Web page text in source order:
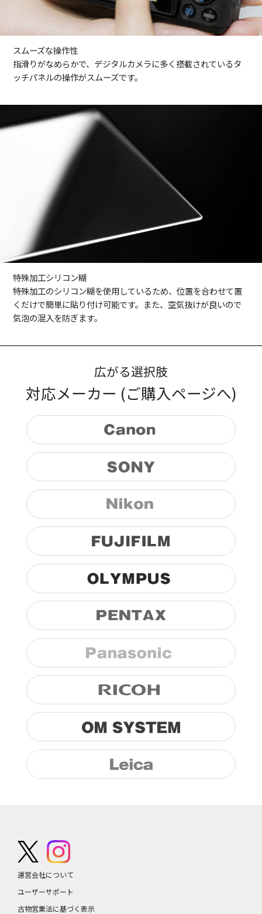
スムーズな操作性
指滑りがなめらかで、デジタルカメラに多く搭載されているタ
ッチパネルの操作がスムーズです。
特殊加工シリコン糊
特殊加工のシリコン糊を使用しているため、位置を合わせて置
くだけで簡単に貼り付け可能です。また、空気抜けが良いので
気泡の混入を防ぎます。
広がる選択肢
対応メーカー (ご購入ページへ)
運営会社について
ユーザーサポート
古物営業法に基づく表示